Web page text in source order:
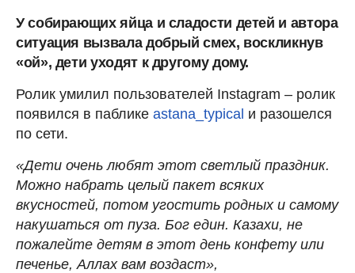
У собирающих яйца и сладости детей и автора
ситуация вызвала добрый смех, воскликнув
«ой», дети уходят к другому дому.
Ролик умилил пользователей Instagram – ролик
появился в паблике astana_typical и разошелся
по сети.
«Дети очень любят этот светлый праздник.
Можно набрать целый пакет всяких
вкусностей, потом угостить родных и самому
накушаться от пуза. Бог един. Казахи, не
пожалейте детям в этот день конфету или
печенье, Аллах вам воздаст»,